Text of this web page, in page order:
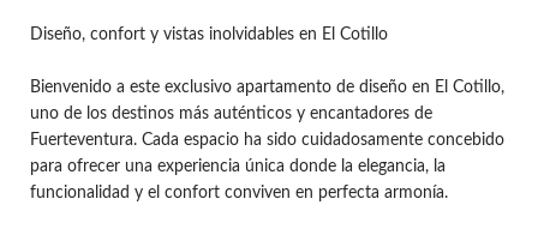
Diseño, confort y vistas inolvidables en El Cotillo
Bienvenido a este exclusivo apartamento de diseño en El Cotillo,
uno de los destinos más auténticos y encantadores de
Fuerteventura. Cada espacio ha sido cuidadosamente concebido
para ofrecer una experiencia única donde la elegancia, la
funcionalidad y el confort conviven en perfecta armonía.